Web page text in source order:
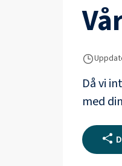
Då vi
med